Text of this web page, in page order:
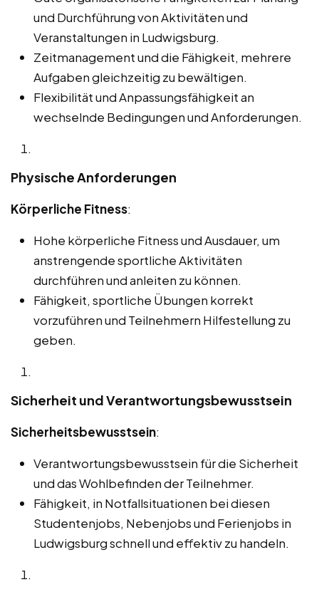
und Durchführung von Aktivitäten und
Veranstaltungen in Ludwigsburg.
Zeitmanagement und die Fähigkeit, mehrere
Aufgaben gleichzeitig zu bewältigen.
Flexibilität und Anpassungsfähigkeit an
wechselnde Bedingungen und Anforderungen.
Physische Anforderungen
Körperliche Fitness:
Hohe körperliche Fitness und Ausdauer, um
anstrengende sportliche Aktivitäten
durchführen und anleiten zu können.
Fähigkeit, sportliche Übungen korrekt
vorzuführen und Teilnehmern Hilfestellung zu
geben.
Sicherheit und Verantwortungsbewusstsein
Sicherheitsbewusstsein:
Verantwortungsbewusstsein für die Sicherheit
und das Wohlbefinden der Teilnehmer.
Fähigkeit, in Notfallsituationen bei diesen
Studentenjobs, Nebenjobs und Ferienjobs in
Ludwigsburg schnell und effektiv zu handeln.